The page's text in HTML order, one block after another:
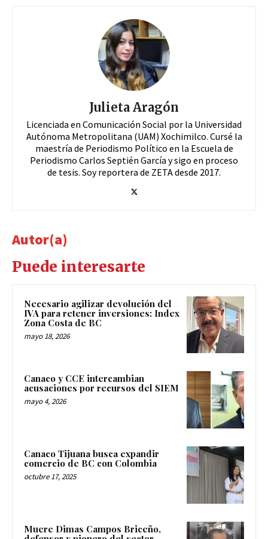
Julieta Aragón
Licenciada en Comunicación Social por la Universidad
Autónoma Metropolitana (UAM) Xochimilco. Cursé la
maestría de Periodismo Político en la Escuela de
Periodismo Carlos Septién García y sigo en proceso
de tesis. Soy reportera de ZETA desde 2017.
Autor(a)
Puede interesarte
Necesario agilizar devolución del
IVA para retener inversiones: Index
Zona Costa de BC
mayo 18, 2026
Canaco y CCE intercambian
acusaciones por recursos del SIEM
mayo 4, 2026
Canaco Tijuana busca expandir
comercio de BC con Colombia
octubre 17, 2025
Muere Dimas Campos Briceño,